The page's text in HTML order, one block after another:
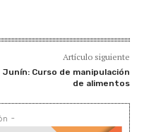
Artículo siguiente
Junín: Curso de manipulación
de alimentos
-